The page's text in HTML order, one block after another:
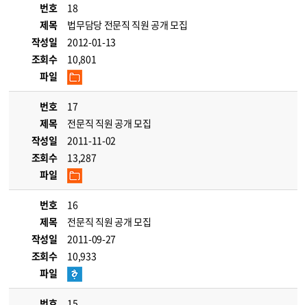
번호
18
제목
법무담당 전문직 직원 공개 모집
작성일
2012-01-13
조회수
10,801
파일
번호
17
제목
전문직 직원 공개 모집
작성일
2011-11-02
조회수
13,287
파일
번호
16
제목
전문직 직원 공개 모집
작성일
2011-09-27
조회수
10,933
파일